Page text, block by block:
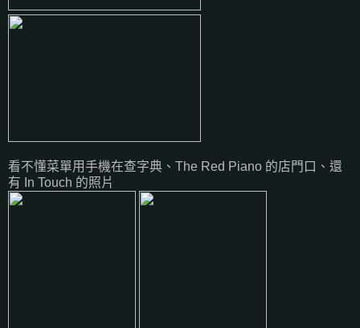
看不懂菜單用手機在查字典、The Red Piano 的店門口、還
有 In Touch 的照片